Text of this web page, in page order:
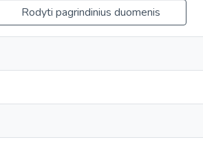
Rodyti pagrindinius duomenis